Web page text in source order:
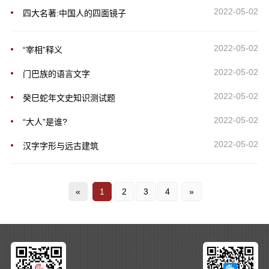
四大名著:中国人的四面镜子 2022-05-02
“宰相”释义 2022-05-02
门巴族的语言文字 2022-05-02
癸巳蛇年文史知识测试题 2022-05-02
“大人”是谁? 2022-05-02
汉字字形与远古建筑 2022-05-02
« 1 2 3 4 »